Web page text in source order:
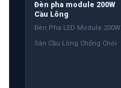
Đèn pha module 200W
Cầu Lông
Đèn Pha LED Module 200W
Sân Cầu Lông Chống Chói